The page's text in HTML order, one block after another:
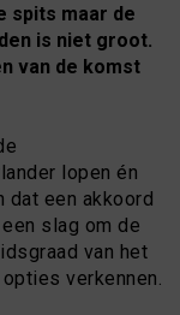
spits maar de
is niet groot.
van de komst
lopen én
dat een akkoord
slag om de
van het
verkennen.